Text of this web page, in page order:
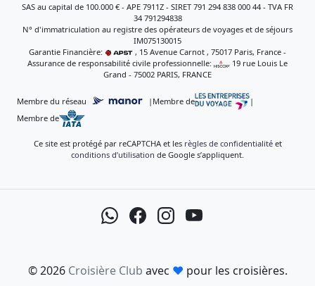
SAS au capital de 100.000 € - APE 7911Z - SIRET 791 294 838 000 44 - TVA FR
34 791294838
N° d'immatriculation au registre des opérateurs de voyages et de séjours
IM075130015
Garantie Financière:
, 15 Avenue Carnot , 75017 Paris, France -
Assurance de responsabilité civile professionnelle:
, 19 rue Louis Le
Grand - 75002 PARIS, FRANCE
Membre du réseau | Membre de
|
Membre de
Ce site est protégé par reCAPTCHA et les règles de confidentialitéet
conditions d’utilisation de Google s’appliquent.
© 2026 Croisière Club avec ♥ pour les croisières.